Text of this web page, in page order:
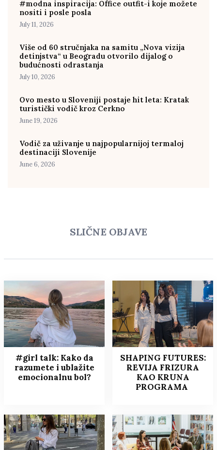
#modna inspiracija: Office outfit-i koje možete
nositi i posle posla
July 11, 2026
Više od 60 stručnjaka na samitu „Nova vizija
detinjstva“ u Beogradu otvorilo dijalog o
budućnosti odrastanja
July 10, 2026
Ovo mesto u Sloveniji postaje hit leta: Kratak
turistički vodič kroz Cerkno
June 19, 2026
Vodič za uživanje u najpopularnijoj termaloj
destinaciji Slovenije
June 6, 2026
SLIČNE OBJAVE
#girl talk: Kako da
razumete i ublažite
emocionalnu bol?
SHAPING FUTURES:
REVIJA FRIZURA
KAO KRUNA
PROGRAMA